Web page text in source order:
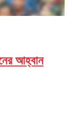
আহ্বান